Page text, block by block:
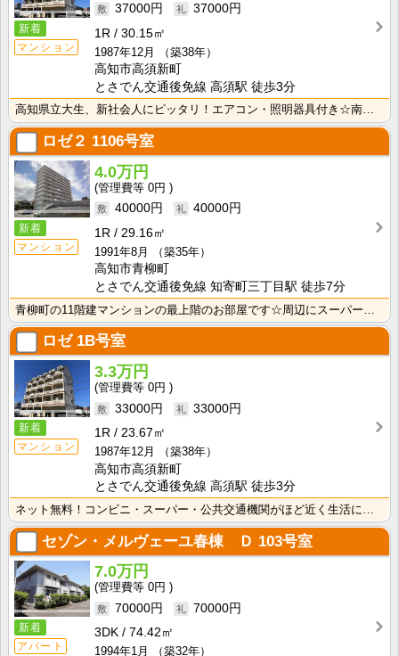
新着
マンション
37000円
37000円
1R
30.15㎡
1987年12月
（築38年）
高知市高須新町
とさでん交通後免線 高須駅 徒歩3分
高知県立大生、新社会人にピッタリ！エアコン・照明器具付き☆南向きバルコニー・日当たり良好♪最上階はロ･･･
ロゼ２ 1106号室
新着
マンション
4.0万円
0円
40000円
40000円
1R
29.16㎡
1991年8月
（築35年）
高知市青柳町
とさでん交通後免線 知寄町三丁目駅 徒歩7分
ロゼ1B号室
新着
マンション
3.3万円
0円
33000円
33000円
1R
23.67㎡
1987年12月
（築38年）
高知市高須新町
とさでん交通後免線 高須駅 徒歩3分
セゾン・メルヴェーユ春棟 Ｄ 103号室
新着
アパート
7.0万円
0円
70000円
70000円
3DK
74.42㎡
1994年1月
（築32年）